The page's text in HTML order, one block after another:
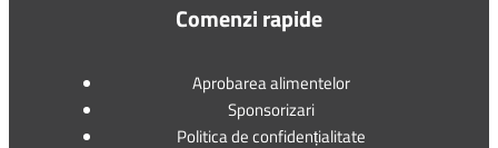
Comenzi rapide
Aprobarea alimentelor
Sponsorizari
Politica de confidențialitate